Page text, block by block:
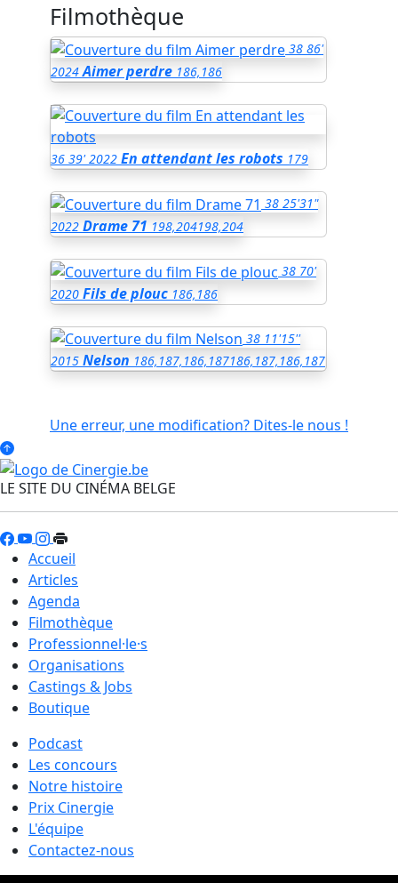
Filmothèque
38 86'
2024 Aimer perdre 186,186
36 39' 2022 En attendant les robots 179
38 25'31"
2022 Drame 71 198,204198,204
38 70'
2020 Fils de plouc 186,186
38 11'15''
2015 Nelson 186,187,186,187186,187,186,187
Une erreur, une modification? Dites-le nous !
LE SITE DU CINÉMA BELGE
Accueil
Articles
Agenda
Filmothèque
Professionnel·le·s
Organisations
Castings & Jobs
Boutique
Podcast
Les concours
Notre histoire
Prix Cinergie
L'équipe
Contactez-nous